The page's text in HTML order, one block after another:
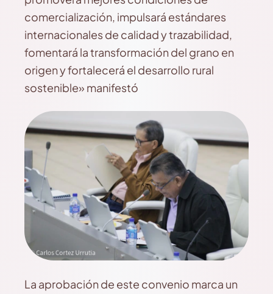
comercialización, impulsará estándares
internacionales de calidad y trazabilidad,
fomentará la transformación del grano en
origen y fortalecerá el desarrollo rural
sostenible» manifestó
La aprobación de este convenio marca un